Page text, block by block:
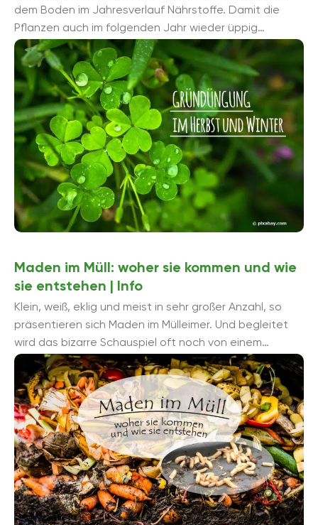
dem Boden im Jahresverlauf Nährstoffe. Damit die
Pflanzen auch im folgenden Jahr wieder üppig
gedeihen, müssen dem Boden wieder ...
Maden im Müll: woher sie kommen und wie
sie entstehen | Info
Klein, weiß, eklig und meist in sehr großer Anzahl, so
präsentieren sich Maden im Mülleimer. Und begleitet
wird das bizarre Schauspiel oft noch von einem
äußerst ...